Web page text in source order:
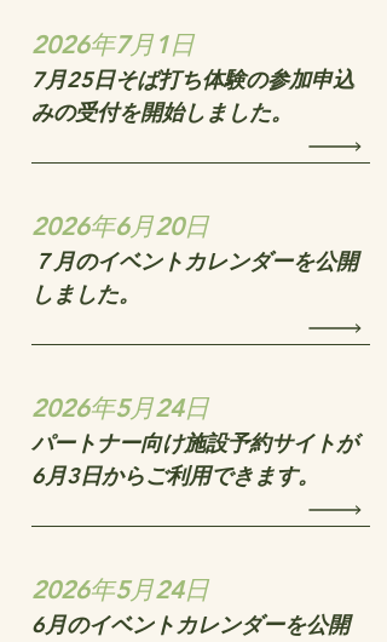
2026年7月1日
7月25日そば打ち体験の参加申込
みの受付を開始しました。
2026年6月20日
７月のイベントカレンダーを公開
しました。
2026年5月24日
パートナー向け施設予約サイトが
6月3日からご利用できます。
2026年5月24日
6月のイベントカレンダーを公開